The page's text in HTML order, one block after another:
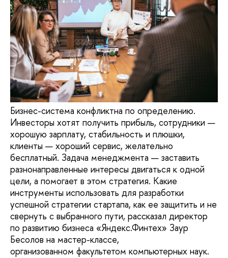
Бизнес-система конфликтна по определению.
Инвесторы хотят получить прибыль, сотрудники —
хорошую зарплату, стабильность и плюшки,
клиенты — хороший сервис, желательно
бесплатный. Задача менеджмента — заставить
разнонаправленные интересы двигаться к одной
цели, а помогает в этом стратегия. Какие
инструменты использовать для разработки
успешной стратегии стартапа, как ее защитить и не
свернуть с выбранного пути, рассказал директор
по развитию бизнеса «Яндекс.Финтех» Заур
Бесолов на мастер-классе,
организованном факультетом компьютерных наук.